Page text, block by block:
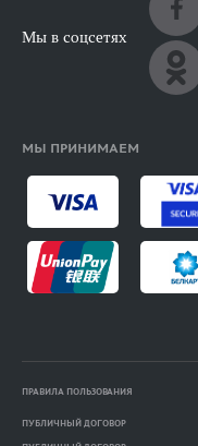
Мы в соцсетях
МЫ ПРИНИМАЕМ
ПРАВИЛА ПОЛЬЗОВАНИЯ
ПУБЛИЧНЫЙ ДОГОВОР